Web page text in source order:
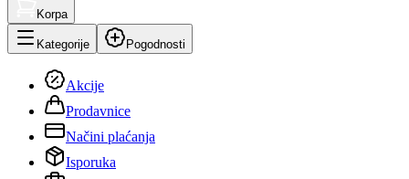
Korpa
Kategorije Pogodnosti
Akcije
Prodavnice
Načini plaćanja
Isporuka